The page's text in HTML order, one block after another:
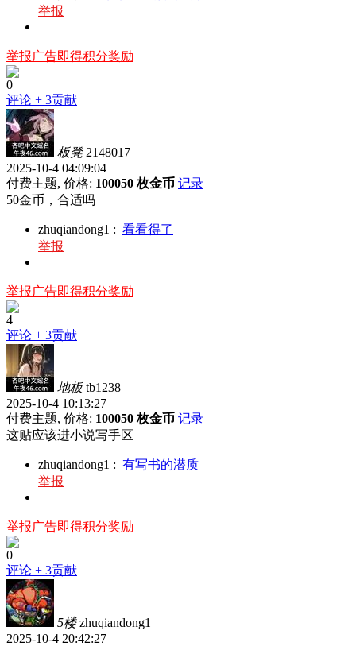
举报
举报广告即得积分奖励
0
评论 + 3贡献
板凳 2148017
2025-10-4 04:09:04
付费主题, 价格: 100050 枚金币 记录
50金币，合适吗
zhuqiandong1 : 看看得了
举报
举报广告即得积分奖励
4
评论 + 3贡献
地板 tb1238
2025-10-4 10:13:27
付费主题, 价格: 100050 枚金币 记录
这贴应该进小说写手区
zhuqiandong1 : 有写书的潜质
举报
举报广告即得积分奖励
0
评论 + 3贡献
5楼 zhuqiandong1
2025-10-4 20:42:27